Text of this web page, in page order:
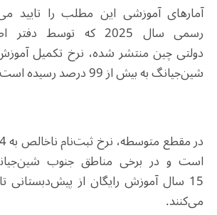
آمارهای آموزشی این مطلب را تایید
رسمی سال 2025که توسط دفتر
دولتیچینمنتشر شده، نرخ تکمیل
شین‌جیانگ به بیش از99درصد رسیده است
در مقطع متوسطه، نرخ ثبت‌نام ناخالص به
است و در برخی مناطق جنوب
15 سال آموزش رایگان از پیش‌دبستانی
می‌کنند.